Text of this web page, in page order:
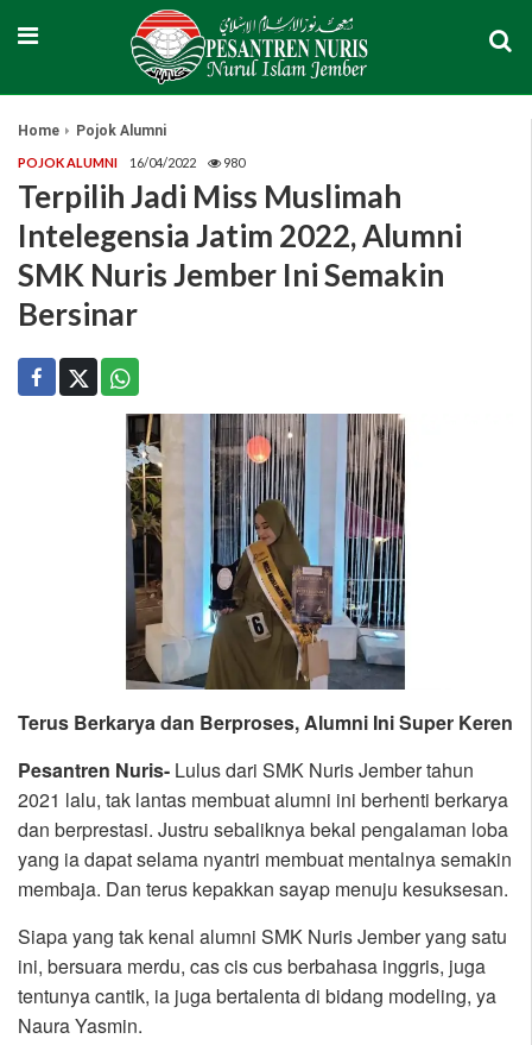
Home Pojok Alumni
POJOK ALUMNI 16/04/2022 980
Terpilih Jadi Miss Muslimah
Intelegensia Jatim 2022, Alumni
SMK Nuris Jember Ini Semakin
Bersinar
Terus Berkarya dan Berproses, Alumni Ini Super Keren
Pesantren Nuris- Lulus dari SMK Nuris Jember tahun
2021 lalu, tak lantas membuat alumni ini berhenti berkarya
dan berprestasi. Justru sebaliknya bekal pengalaman loba
yang ia dapat selama nyantri membuat mentalnya semakin
membaja. Dan terus kepakkan sayap menuju kesuksesan.
Siapa yang tak kenal alumni SMK Nuris Jember yang satu
ini, bersuara merdu, cas cis cus berbahasa inggris, juga
tentunya cantik, ia juga bertalenta di bidang modeling, ya
Naura Yasmin.